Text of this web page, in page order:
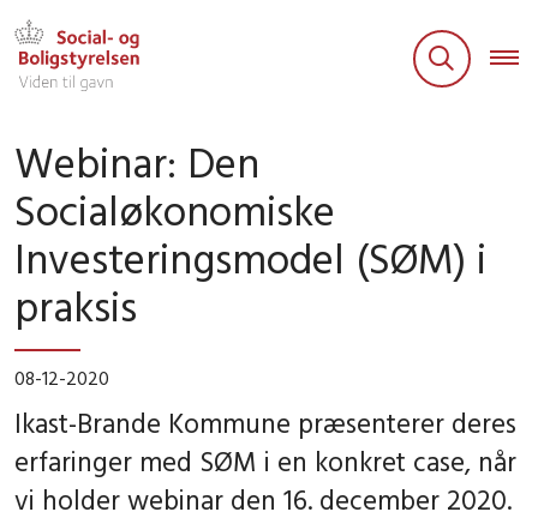
Webinar: Den
Socialøkonomiske
Investeringsmodel (SØM) i
praksis
08-12-2020
Ikast-Brande Kommune præsenterer deres
erfaringer med SØM i en konkret case, når
vi holder webinar den 16. december 2020.